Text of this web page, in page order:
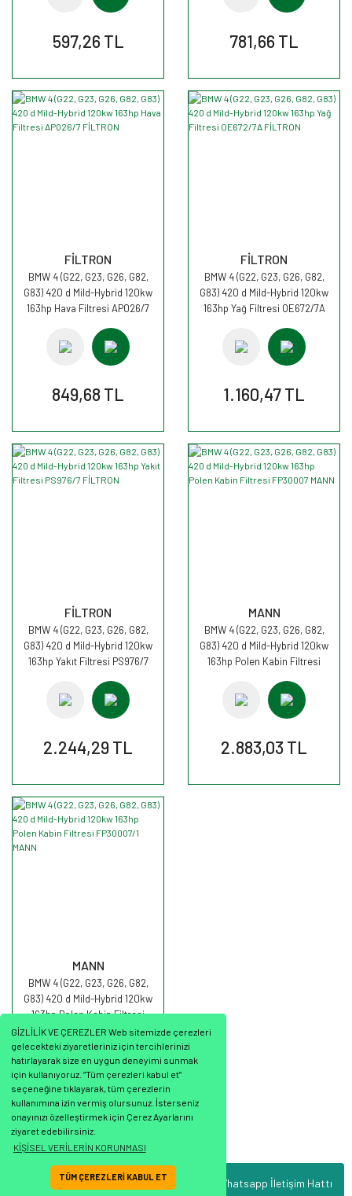
GİZLİLİK VE ÇEREZLER Web sitemizde çerezleri
gelecekteki ziyaretleriniz için tercihlerinizi
hatırlayarak size en uygun deneyimi sunmak
için kullanıyoruz. “Tüm çerezleri kabul et”
seçeneğine tıklayarak, tüm çerezlerin
kullanımına izin vermiş olursunuz. İsterseniz
onayınızı özelleştirmek için Çerez Ayarlarını
ziyaret edebilirsiniz.
KİŞİSEL VERİLERİN KORUNMASI
TÜM ÇEREZLERİ KABUL ET Whatsapp İletişim Hattı
597,26 TL 781,66 TL
FİLTRON
BMW 4 (G22, G23, G26, G82,
G83) 420 d Mild-Hybrid 120kw
163hp Hava Filtresi AP026/7
849,68 TL
FİLTRON
BMW 4 (G22, G23, G26, G82,
G83) 420 d Mild-Hybrid 120kw
163hp Yağ Filtresi OE672/7A
1.160,47 TL
FİLTRON
BMW 4 (G22, G23, G26, G82,
G83) 420 d Mild-Hybrid 120kw
163hp Yakıt Filtresi PS976/7
2.244,29 TL
MANN
BMW 4 (G22, G23, G26, G82,
G83) 420 d Mild-Hybrid 120kw
163hp Polen Kabin Filtresi
2.883,03 TL
MANN
BMW 4 (G22, G23, G26, G82,
G83) 420 d Mild-Hybrid 120kw
163hp Polen Kabin Filtresi
FP30007/1 MANN
2.916,25 TL